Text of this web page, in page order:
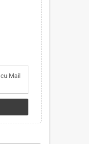
cu Mail